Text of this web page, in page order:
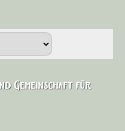
Gemeinschaft für